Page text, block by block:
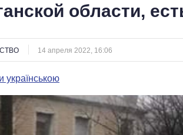
области,
14 апреля 2022, 16:06
українською